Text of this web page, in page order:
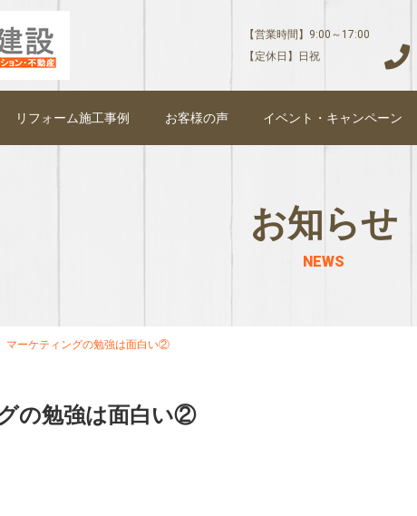
【営業時間】9:00～17:00
【定休日】日祝
リフォーム施工事例 お客様の声 イベント・キャンペーン
お知らせ
NEWS
マーケティングの勉強は面白い②
の勉強は面白い②